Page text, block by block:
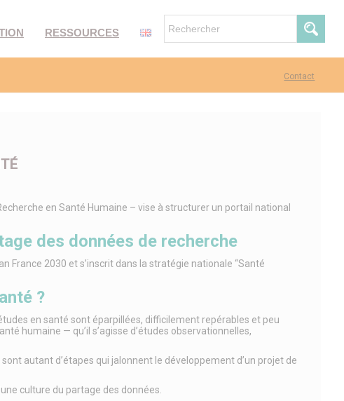
RESSOURCES
Contact
en Santé Humaine – vise à structurer un portail national
des données de recherche
France 2030 et s’inscrit dans la stratégie nationale “Santé
?
en santé sont éparpillées, difficilement repérables et peu
humaine — qu’il s’agisse d’études observationnelles,
autant d’étapes qui jalonnent le développement d’un projet de
culture du partage des données.